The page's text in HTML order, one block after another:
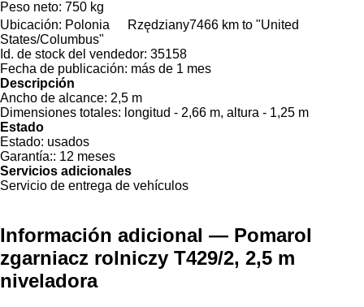
Peso neto: 750 kg
Ubicación: Polonia Rzędziany7466 km to "United
States/Columbus"
Id. de stock del vendedor: 35158
Fecha de publicación: más de 1 mes
Descripción
Ancho de alcance: 2,5 m
Dimensiones totales: longitud - 2,66 m, altura - 1,25 m
Estado
Estado: usados
Garantía:: 12 meses
Servicios adicionales
Servicio de entrega de vehículos
Información adicional — Pomarol
zgarniacz rolniczy T429/2, 2,5 m
niveladora